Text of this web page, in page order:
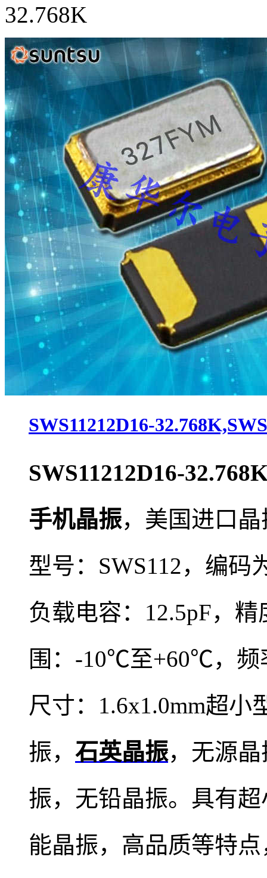
32.768K
SWS11212D16-
SWS11212D16-
手机晶振， 美国进口
型号：SWS112，编码
负载电容：12.5pF，
围：-10℃至+60℃，频
尺寸：1.6x1.0mm超小
振， 石英晶振，无源
振，无铅晶振。具有
能晶振，高品质等特